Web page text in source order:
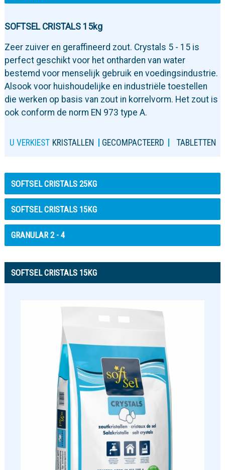
SOFTSEL CRISTALS 15kg
Zeer zuiver en geraffineerd zout. Crystals 5 - 15 is
perfect geschikt voor het ontharden van water
bestemd voor menselijk gebruik en voedingsindustrie.
Alsook voor huishoudelijke en industriële toestellen
die werken op basis van zout in korrelvorm. Het zout is
ook conform de norm EN 973 type A.
U VERKIEST KRISTALLEN GECOMPACTEERD TABLETTEN
SOFTSEL CRISTALS 25KG
SOFTSEL CRISTALS 15KG
GRANULAR 2 - 4
SOFTSEL CRISTALS 15KG